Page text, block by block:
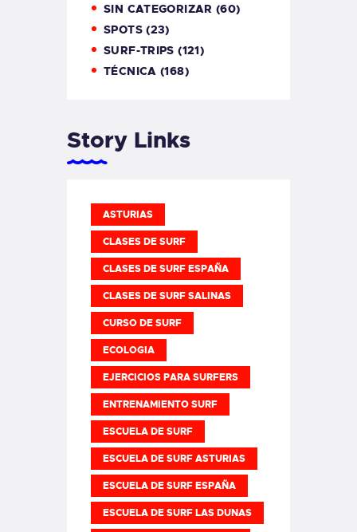
SIN CATEGORIZAR (60)
SPOTS(23)
SURF-TRIPS (121)
TÉCNICA (168)
Story Links
ASTURIAS
CLASES DE SURF
CLASES DE SURF ESPAÑA
CLASES DE SURF SALINAS
CURSO DE SURF
ECOLOGIA
EJERCICIOS PARA SURFERS
ENTRENAMIENTO SURF
ESCUELA DE SURF
ESCUELA DE SURF ASTURIAS
ESCUELA DE SURF ESPAÑA
ESCUELA DE SURF LAS DUNAS